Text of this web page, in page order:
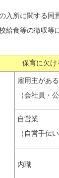
入所に関する同
給食等の徴収等
保育に欠け
雇用主があ
（会社員・
自営業
（自営手伝
内職